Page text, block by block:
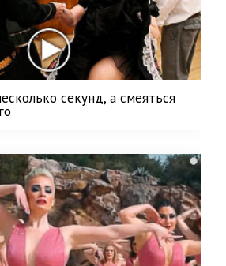
секунд, а смеяться
i